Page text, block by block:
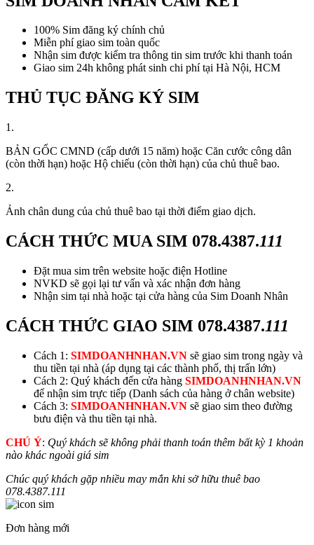
100% Sim đăng ký chính chủ
Miễn phí giao sim toàn quốc
Nhận sim được kiểm tra thông tin sim trước khi thanh toán
Giao sim 24h không phát sinh chi phí tại Hà Nội, HCM
THỦ TỤC ĐĂNG KÝ SIM
1.
BẢN GỐC CMND (cấp dưới 15 năm) hoặc Căn cước công dân
(còn thời hạn) hoặc Hộ chiếu (còn thời hạn) của chủ thuê bao.
2.
Ảnh chân dung của chủ thuê bao tại thời điểm giao dịch.
CÁCH THỨC MUA SIM 078.4387.111
Đặt mua sim trên website hoặc điện Hotline
NVKD sẽ gọi lại tư vấn và xác nhận đơn hàng
Nhận sim tại nhà hoặc tại cửa hàng của Sim Doanh Nhân
CÁCH THỨC GIAO SIM 078.4387.111
Cách 1: SIMDOANHNHAN.VN sẽ giao sim trong ngày và
thu tiền tại nhà (áp dụng tại các thành phố, thị trấn lớn)
Cách 2: Quý khách đến cửa hàng SIMDOANHNHAN.VN
để nhận sim trực tiếp (Danh sách của hàng ở chân website)
Cách 3: SIMDOANHNHAN.VN sẽ giao sim theo đường
bưu điện và thu tiền tại nhà.
CHÚ Ý: Quý khách sẽ không phải thanh toán thêm bất kỳ 1 khoản
nào khác ngoài giá sim
Chúc quý khách gặp nhiều may mắn khi sở hữu thuê bao
078.4387.111
Đơn hàng mới